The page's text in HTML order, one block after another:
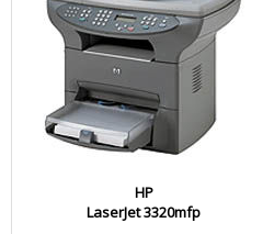
HP
LaserJet 3320mfp